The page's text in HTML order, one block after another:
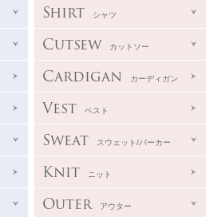
Shirt シャツ
Cutsew カットソー
Cardigan カーディガン
Vest ベスト
Sweat スウェット/パーカー
Knit ニット
Outer アウター